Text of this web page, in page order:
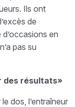
Ils ont
de
en
pas su
des résultats»
dos, l’entraîneur